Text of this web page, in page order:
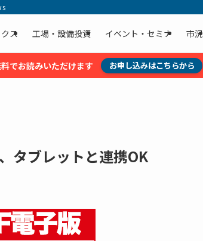
ス 工場・設備投資 イベント・セミナ 市況
でお読みいただけます お申し込みはこちらから
タブレットと連携OK